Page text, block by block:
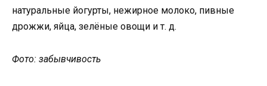
натуральные йогурты, нежирное молоко, пивные
дрожжи, яйца, зелёные овощи и т. д.
Фото: забывчивость